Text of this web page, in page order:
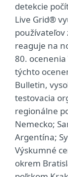
detekcie
Live Grid®
používateľov
reaguje na
80.
týchto
Bulletin,
testovacia
regionálne
Nemecko;
Argentína;
Výskumné
okrem